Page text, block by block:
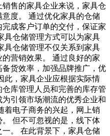
售的家具企业来说，家具仓
度。 通过优化家具的仓储
成客户订单的交付，保证家
具仓储管理方式可以为家具
具仓储管理不仅关系到家具
营销效果。 通过良好的家
货效率，加强品牌推广，优
此，家具企业应根据实际情
库管理人员和完善的库存管
引领市场潮流的优秀企业和
着电子商务的兴起，网上销
但不可忽视的是，线下体
。 在此背景下，家具仓储